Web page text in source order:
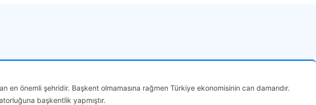
önemli şehridir. Başkent olmamasına rağmen Türkiye ekonomisinin can damarıdır.
başkentlik yapmıştır.